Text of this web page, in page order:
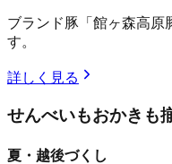
ブランド豚「館ヶ森高原
す。
詳しく見る
せんべいもおかきも
夏・越後づくし